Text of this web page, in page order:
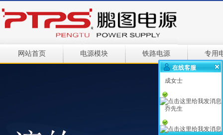
网站首页 电源模块 铁路电源 专用
在线客服
成女士
乔先生